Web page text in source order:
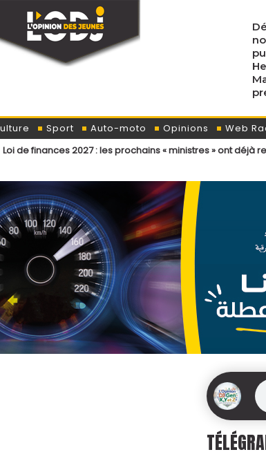
Sport Auto-moto Opinions Web
: les prochains « ministres » ont déjà reçu la lettre de